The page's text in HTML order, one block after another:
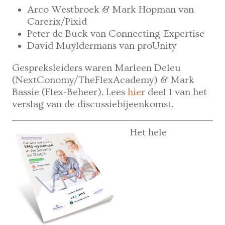
Arco Westbroek & Mark Hopman van
Carerix/Pixid
Peter de Buck van Connecting-Expertise
David Muyldermans van proUnity
Gespreksleiders waren Marleen Deleu
(NextConomy/TheFlexAcademy) & Mark
Bassie (Flex-Beheer). Leeshier deel 1 van het
verslag van de discussiebijeenkomst.
Het hele